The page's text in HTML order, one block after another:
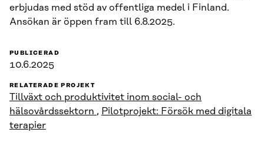
erbjudas med stöd av offentliga medel i Finland.
Ansökan är öppen fram till 6.8.2025.
PUBLICERAD
10.6.2025
RELATERADE PROJEKT
Tillväxt och produktivitet inom social- och
hälsovårdssektorn , Pilotprojekt: Försök med digitala
terapier